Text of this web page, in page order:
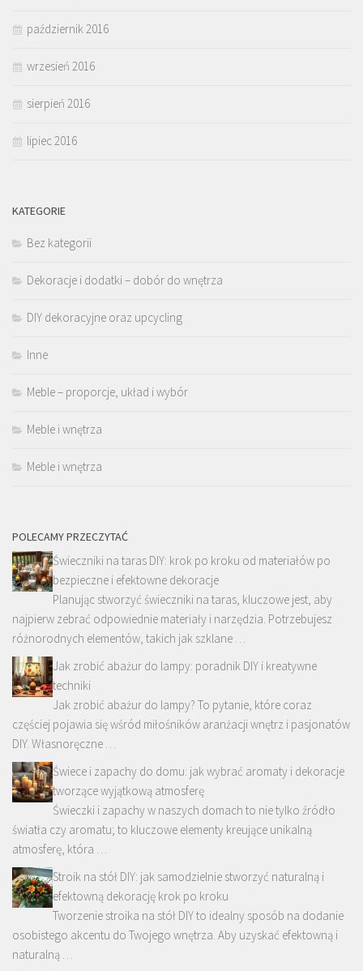
październik 2016
wrzesień 2016
sierpień 2016
lipiec 2016
KATEGORIE
Bez kategorii
Dekoracje i dodatki – dobór do wnętrza
DIY dekoracyjne oraz upcycling
Inne
Meble – proporcje, układ i wybór
Meble i wnętrza
Meble i wnętrza
POLECAMY PRZECZYTAĆ
Świeczniki na taras DIY: krok po kroku od materiałów po
bezpieczne i efektowne dekoracje
Planując stworzyć świeczniki na taras, kluczowe jest, aby
najpierw zebrać odpowiednie materiały i narzędzia. Potrzebujesz
różnorodnych elementów, takich jak szklane …
Jak zrobić abażur do lampy: poradnik DIY i kreatywne
techniki
Jak zrobić abażur do lampy? To pytanie, które coraz
częściej pojawia się wśród miłośników aranżacji wnętrz i pasjonatów
DIY. Własnoręczne …
Świece i zapachy do domu: jak wybrać aromaty i dekoracje
tworzące wyjątkową atmosferę
Świeczki i zapachy w naszych domach to nie tylko źródło
światła czy aromatu; to kluczowe elementy kreujące unikalną
atmosferę, która …
Stroik na stół DIY: jak samodzielnie stworzyć naturalną i
efektowną dekorację krok po kroku
Tworzenie stroika na stół DIY to idealny sposób na dodanie
osobistego akcentu do Twojego wnętrza. Aby uzyskać efektowną i
naturalną …